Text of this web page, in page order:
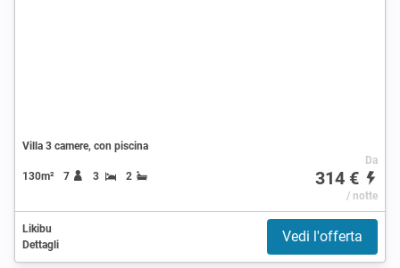
Villa 3 camere, con piscina
130m² 7 3 2
Da
314 €
/ notte
Likibu
Dettagli
Vedi l'offerta